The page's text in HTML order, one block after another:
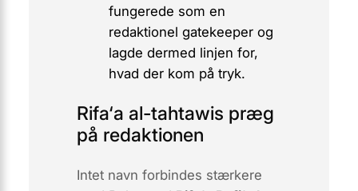
fungerede som en
redaktionel gatekeeper og
lagde dermed linjen for,
hvad der kom på tryk.
Rifa‘a al-tahtawis præg
på redaktionen
Intet navn forbindes stærkere